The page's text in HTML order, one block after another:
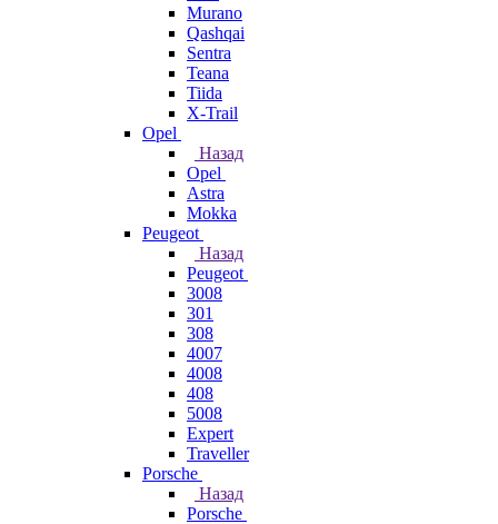
Murano
Qashqai
Sentra
Teana
Tiida
X-Trail
Opel
Назад
Opel
Astra
Mokka
Peugeot
Назад
Peugeot
3008
301
308
4007
4008
408
5008
Expert
Traveller
Porsche
Назад
Porsche